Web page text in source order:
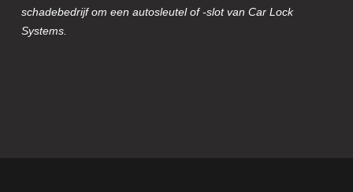
schadebedrijf om een autosleutel of -slot van Car Lock
Systems.